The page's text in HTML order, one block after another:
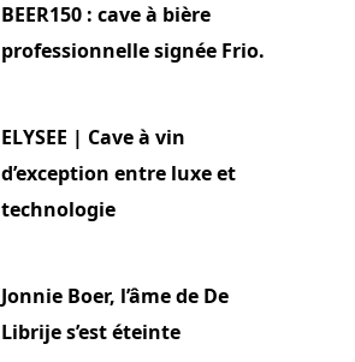
BEER150 : cave à bière
professionnelle signée Frio.
ELYSEE | Cave à vin
d’exception entre luxe et
technologie
Jonnie Boer, l’âme de De
Librije s’est éteinte